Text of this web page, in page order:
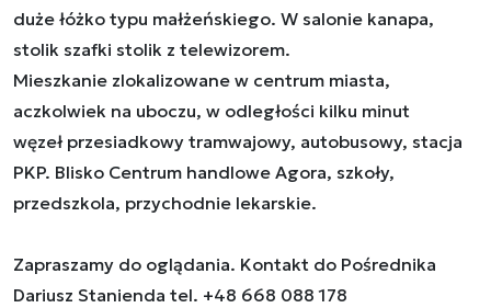
duże łóżko typu małżeńskiego. W salonie kanapa,
stolik szafki stolik z telewizorem.
Mieszkanie zlokalizowane w centrum miasta,
aczkolwiek na uboczu, w odległości kilku minut
węzeł przesiadkowy tramwajowy, autobusowy, stacja
PKP. Blisko Centrum handlowe Agora, szkoły,
przedszkola, przychodnie lekarskie.
Zapraszamy do oglądania. Kontakt do Pośrednika
Dariusz Stanienda tel. +48 668 088 178